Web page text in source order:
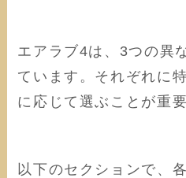
エアラブ4は、3つの異
ています。それぞれに
に応じて選ぶことが重要
以下のセクションで、